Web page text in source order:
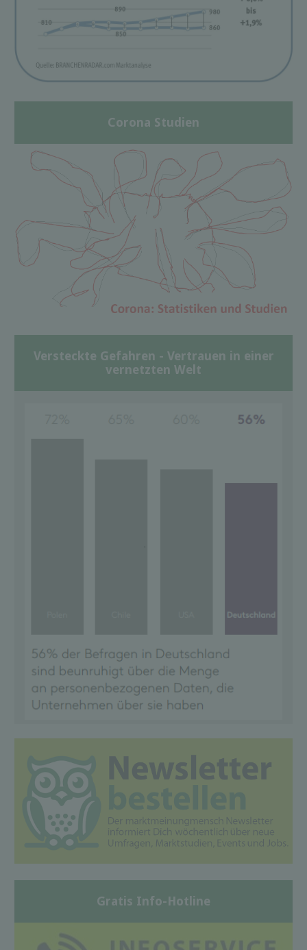
Corona Studien
Versteckte Gefahren - Vertrauen in einer
vernetzten Welt
Gratis Info-Hotline